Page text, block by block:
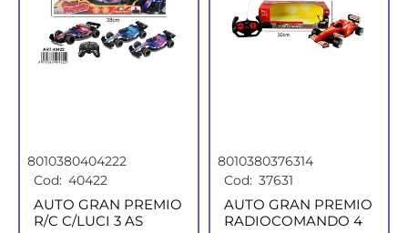
8010380404222
Cod: 40422
AUTO GRAN PREMIO
R/C C/LUCI 3 AS
8010380376314
Cod: 37631
AUTO GRAN PREMIO
RADIOCOMANDO 4